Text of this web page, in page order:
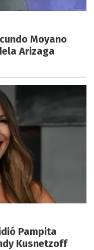
Moyano
Arizaga
Pampita
Kusnetzoff